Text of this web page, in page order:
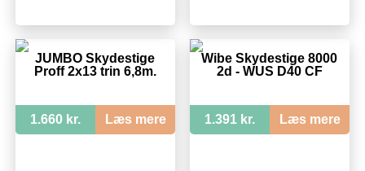
JUMBO Skydestige
Proff 2x13 trin 6,8m.
1.660 kr. Læs mere
Wibe Skydestige 8000
2d - WUS D40 CF
1.391 kr. Læs mere